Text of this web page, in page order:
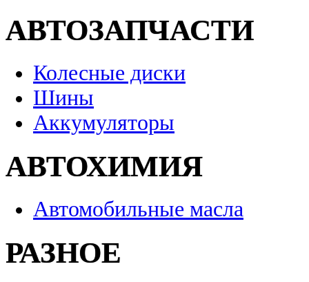
АВТОЗАПЧАСТИ
Колесные диски
Шины
Аккумуляторы
АВТОХИМИЯ
Автомобильные масла
РАЗНОЕ